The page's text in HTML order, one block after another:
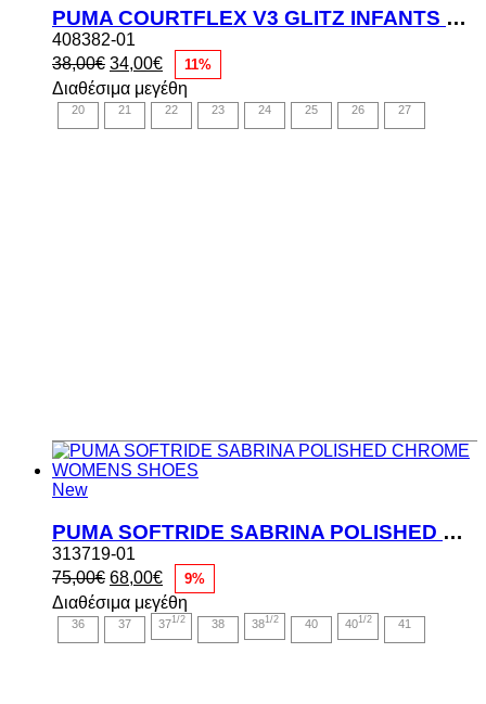
PUMA COURTFLEX V3 GLITZ INFANTS SHOES
408382-01
38,00€ Original
price
was:
38,00€.
34,00€Η
τρέχουσα
τιμή
είναι:
11%
Διαθέσιμα μεγέθη
20 21 22 23 24 25 26 27
New
PUMA SOFTRIDE SABRINA POLISHED CHROME WOMENS SHOES
313719-01
75,00€ Original
price
was:
75,00€.
68,00€Η
τρέχουσα
τιμή
είναι:
9%
Διαθέσιμα μεγέθη
36 37 371/2 38 381/2 40 401/2 41